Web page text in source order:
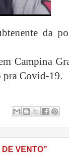
da
Campina
pra Covid-19.
VENTO”